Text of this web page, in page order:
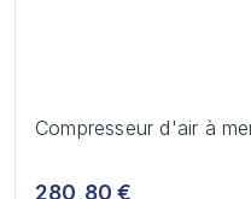
Compresseur d'air à
280,80 €